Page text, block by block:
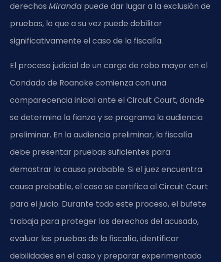
derechos Miranda puede dar lugar a la exclusión de
pruebas, lo que a su vez puede debilitar
significativamente el caso de la fiscalía.
El proceso judicial de un cargo de robo mayor en el
Condado de Roanoke comienza con una
comparecencia inicial ante el Circuit Court, donde
se determina la fianza y se programa la audiencia
preliminar. En la audiencia preliminar, la fiscalía
debe presentar pruebas suficientes para
demostrar la causa probable. Si el juez encuentra
causa probable, el caso se certifica al Circuit Court
para el juicio. Durante todo este proceso, el bufete
trabaja para proteger los derechos del acusado,
evaluar las pruebas de la fiscalía, identificar
debilidades en el caso y preparar experimentado